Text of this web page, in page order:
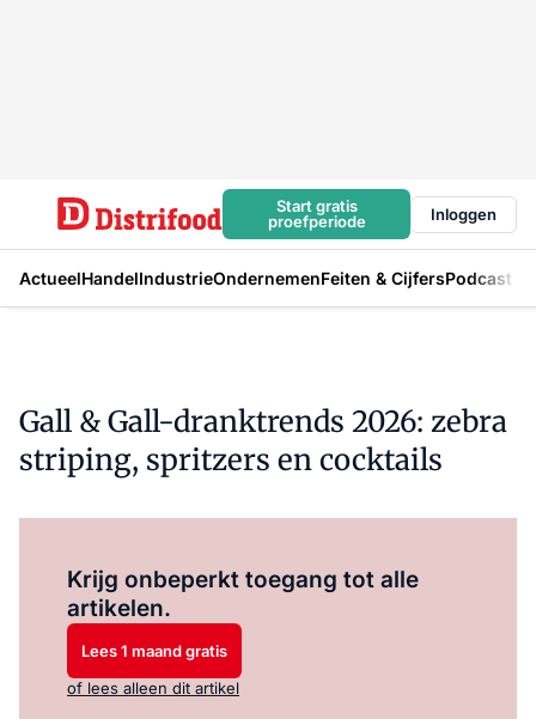
Start gratis
proefperiode
Inloggen
ActueelHandelIndustrieOndernemenFeiten & CijfersPodcast
Gall & Gall-dranktrends 2026: zebra
striping, spritzers en cocktails
Krijg onbeperkt toegang tot alle
artikelen.
Lees 1 maand gratis
of lees alleen dit artikel